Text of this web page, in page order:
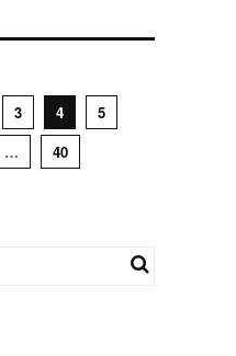
3 4
5
…
40